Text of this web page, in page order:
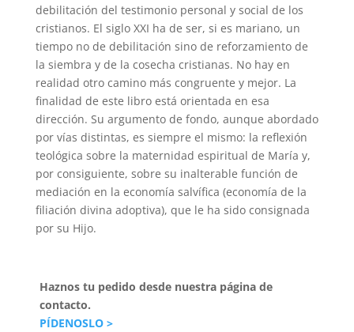
debilitación del testimonio personal y social de los
cristianos. El siglo XXI ha de ser, si es mariano, un
tiempo no de debilitación sino de reforzamiento de
la siembra y de la cosecha cristianas. No hay en
realidad otro camino más congruente y mejor. La
finalidad de este libro está orientada en esa
dirección. Su argumento de fondo, aunque abordado
por vías distintas, es siempre el mismo: la reflexión
teológica sobre la maternidad espiritual de María y,
por consiguiente, sobre su inalterable función de
mediación en la economía salvífica (economía de la
filiación divina adoptiva), que le ha sido consignada
por su Hijo.
Haznos tu pedido desde nuestra página de
contacto.
PÍDENOSLO >